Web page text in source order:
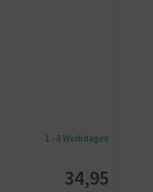
1 - 3 Werkdagen
34,95